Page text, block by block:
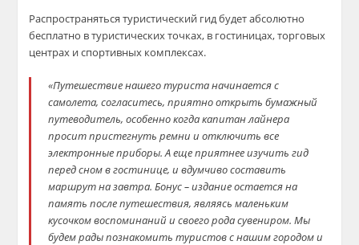
Распространяться туристический гид будет абсолютно
бесплатно в туристических точках, в гостиницах, торговых
центрах и спортивных комплексах.
«Путешествие нашего туриста начинается с
самолета, согласитесь, приятно открыть бумажный
путеводитель, особенно когда капитан лайнера
просит пристегнуть ремни и отключить все
электронные приборы. А еще приятнее изучить гид
перед сном в гостинице, и вдумчиво составить
маршрут на завтра. Бонус – издание остается на
память после путешествия, являясь маленьким
кусочком воспоминаний и своего рода сувениром. Мы
будем рады познакомить туристов с нашим городом и